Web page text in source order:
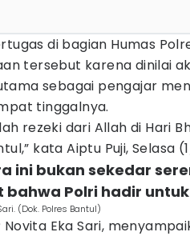
di bagian Humas
tersebut karena dinilai
sebagai pengajar
tinggalnya.
rezeki dari Allah di Hari
kata Aiptu Puji, Selasa
ini bukan sekedar
Polri hadir
(Dok. Polres Bantul)
Novita Eka Sari,